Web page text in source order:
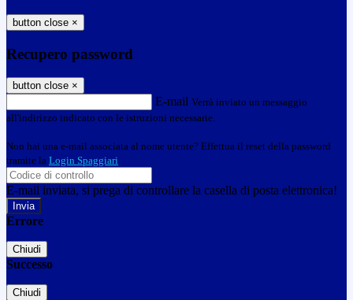
button close ×
Recupero password
button close ×
E-mail Verrà inviato un messaggio
all'indirizzo indicato con le istruzioni necessarie.
Non hai una e-mail associata al nome utente? Effettua il reset della password
tramite la Login Spaggiari
E-mail inviata, si prega di controllare la casella di posta elettronica!
Errore
Chiudi
Successo
Chiudi